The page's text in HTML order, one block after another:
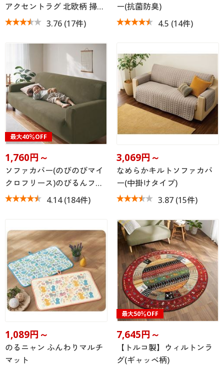
アクセントラグ 北欧柄 掃…
3.76 (17件)
ー(抗菌防臭)
4.5 (14件)
最大40％OFF
1,760円～
ソファカバー(のびのびマイ
クロフリース)のびるんフ…
4.14(184件)
3,069円～
なめらかキルトソファカバ
ー(中掛けタイプ)
3.87(15件)
1,089円～
のるニャン ふんわりマルチ
マット
最大50％OFF
7,645円～
【トルコ製】ウィルトンラ
グ(ギャッベ柄)